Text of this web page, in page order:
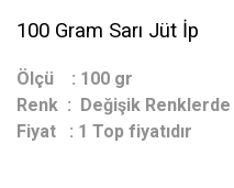
100 Gram Sarı Jüt İp
Ölçü : 100 gr
Renk : Değişik Renklerde
Fiyat : 1 Top fiyatıdır